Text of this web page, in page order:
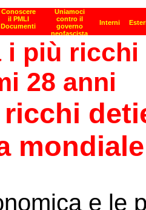
i più
28 anni
mondiale
e le